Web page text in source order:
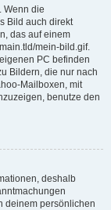
Wenn die
Bild auch direkt
das auf einem
mein-bild.gif.
PC befinden
Bildern, die nur nach
Mailboxen, mit
benutze den
deshalb
deinem persönlichen